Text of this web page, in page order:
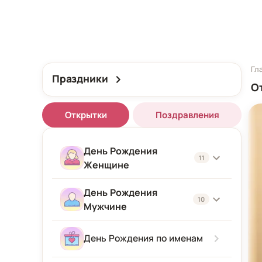
Праздники
Открытки Поздравления
День Рождения
Женщине
11
Женщине
Подруге
Девушке
День Рождения
Мужчине
10
Мужчине
День Рождения по именам